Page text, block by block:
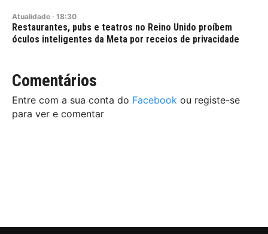
Atualidade · 18:30
Restaurantes, pubs e teatros no Reino Unido proíbem
óculos inteligentes da Meta por receios de privacidade
Comentários
Entre com a sua conta do Facebook ou registe-se
para ver e comentar